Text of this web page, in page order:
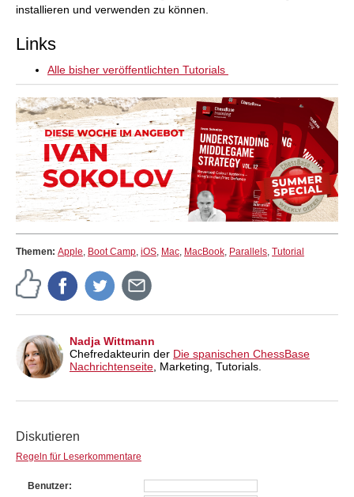
installieren und verwenden zu können.
Links
Alle bisher veröffentlichten Tutorials
Themen: Apple, Boot Camp, iOS, Mac, MacBook, Parallels, Tutorial
Nadja Wittmann
Chefredakteurin der Die spanischen ChessBase
Nachrichtenseite , Marketing, Tutorials.
Diskutieren
Regeln für Leserkommentare
Benutzer